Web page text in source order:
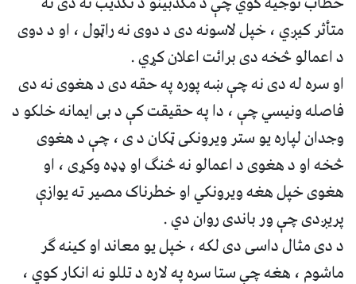
متأثر کیږي ، خپل لاسونه دی د دوی نه راټول ، او د دوی
د اعمالو څخه دی برائت اعلان کړي .
او سره له دی نه چې ښه پوره په حقه دی د هغوی نه دی
فاصله ونیسي چې ، دا په حقیقت کې د بی ایمانه خلکو د
وجدان لپاره یو ستر ويرونکى ټکان د ی ، چې د هغوی
څخه او د هغوی د اعمالو نه څنګ او ډډه وکړی ، او
هغوی خپل هغه ویرونکي او خطرناک مصیر ته یوازې
پریږدی چې ور باندی روان دي .
د دی مثال داسی دی لکه ، خپل یو معاند او کینه ګر
ماشوم ، هغه چې ستا سره په لاره د تللو نه انکار کوي ،